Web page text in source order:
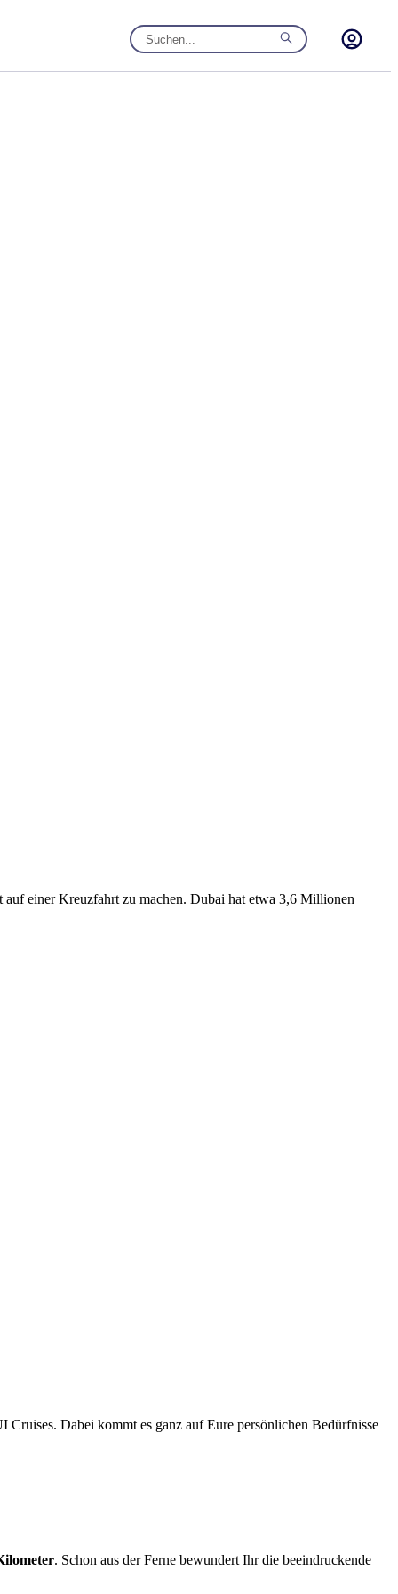
einer Kreuzfahrt zu machen. Dubai hat etwa 3,6 Millionen
Cruises. Dabei kommt es ganz auf Eure persönlichen Bedürfnisse
. Schon aus der Ferne bewundert Ihr die beeindruckende